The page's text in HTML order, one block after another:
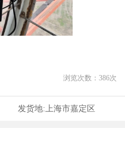
浏览次数： 386次
发货地:上海市嘉定区